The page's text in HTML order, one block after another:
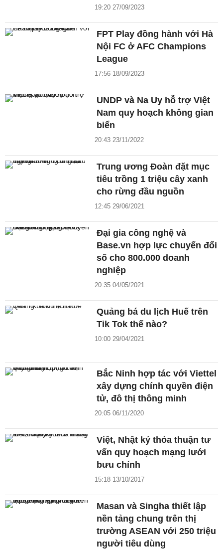
19:20 27/09/2023
FPT Play đồng hành với Hà
Nội FC ở AFC Champions
League
17:56 18/09/2023
UNDP và Na Uy hỗ trợ Việt
Nam quy hoạch không gian
biển
20:43 23/11/2022
Trung ương Đoàn đặt mục
tiêu trồng 1 triệu cây xanh
cho rừng đầu nguồn
12:45 29/06/2021
Đại gia công nghệ và
Base.vn hợp lực chuyển đổi
số cho 800.000 doanh
nghiệp
20:35 04/05/2021
Quảng bá du lịch Huế trên
Tik Tok thế nào?
10:00 29/04/2021
Bắc Ninh hợp tác với Viettel
xây dựng chính quyền điện
tử, đô thị thông minh
20:05 06/11/2020
Việt, Nhật ký thỏa thuận tư
vấn quy hoạch mạng lưới
bưu chính
15:18 13/10/2017
Masan và Singha thiết lập
nền tảng chung trên thị
trường ASEAN với 250 triệu
người tiêu dùng